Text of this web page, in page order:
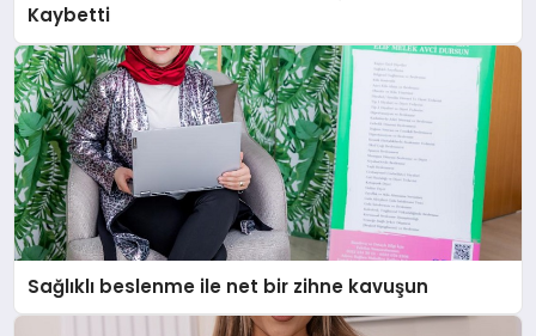
Kaybetti
Sağlıklı beslenme ile net bir zihne kavuşun